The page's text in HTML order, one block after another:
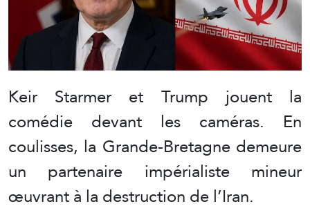
Keir Starmer et Trump jouent la
comédie devant les caméras. En
coulisses, la Grande-Bretagne demeure
un partenaire impérialiste mineur
œuvrant à la destruction de l’Iran.